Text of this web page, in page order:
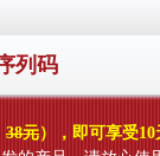
列码
38元），即可享受10